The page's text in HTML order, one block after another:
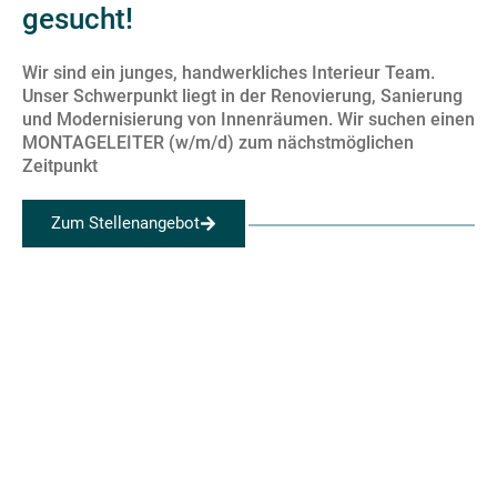
gesucht!
Wir sind ein junges, handwerkliches Interieur Team.
Unser Schwerpunkt liegt in der Renovierung, Sanierung
und Modernisierung von Innenräumen. Wir suchen einen
MONTAGELEITER (w/m/d) zum nächstmöglichen
Zeitpunkt
Zum Stellenangebot